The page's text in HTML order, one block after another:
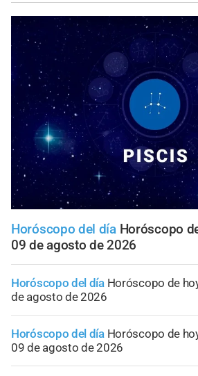
Horóscopo del día Horóscopo
09 de agosto de 2026
Horóscopo del día Horóscopo de
de agosto de 2026
Horóscopo del día Horóscopo de
09 de agosto de 2026